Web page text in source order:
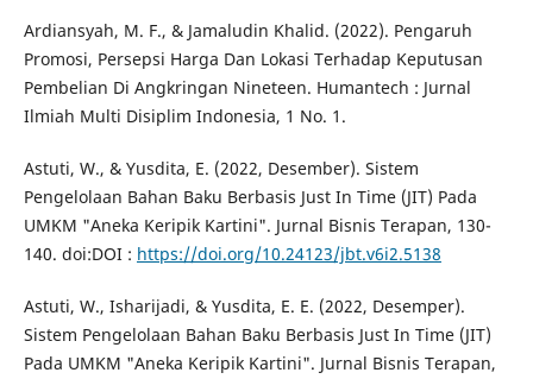
Ardiansyah, M. F., & Jamaludin Khalid. (2022). Pengaruh
Promosi, Persepsi Harga Dan Lokasi Terhadap Keputusan
Pembelian Di Angkringan Nineteen. Humantech : Jurnal
Ilmiah Multi Disiplim Indonesia, 1 No. 1.
Astuti, W., & Yusdita, E. (2022, Desember). Sistem
Pengelolaan Bahan Baku Berbasis Just In Time (JIT) Pada
UMKM "Aneka Keripik Kartini". Jurnal Bisnis Terapan, 130-
140. doi:DOI : https://doi.org/10.24123/jbt.v6i2.5138
Astuti, W., Isharijadi, & Yusdita, E. E. (2022, Desemper).
Sistem Pengelolaan Bahan Baku Berbasis Just In Time (JIT)
Pada UMKM "Aneka Keripik Kartini". Jurnal Bisnis Terapan,